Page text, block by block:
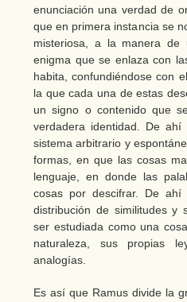
enunciación una verdad de
que en primera instancia se
misteriosa, a la manera de
enigma que se enlaza con
habita, confundiéndose con
la que cada una de estas
un signo o contenido que
verdadera identidad. De
sistema arbitrario y
formas, en que las cosas
lenguaje, en donde las
cosas por descifrar. De
distribución de similitudes y
ser estudiada como una
naturaleza, sus propias
analogías.
Es así que Ramus divide la